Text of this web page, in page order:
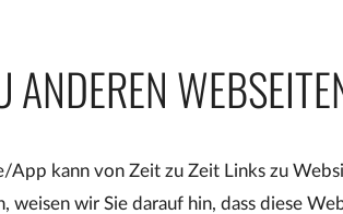
ANDEREN
App kann von Zeit zu Zeit Links zu
weisen wir Sie darauf hin, dass diese